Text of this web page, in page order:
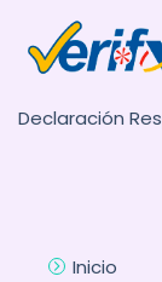
Declaración
Inicio